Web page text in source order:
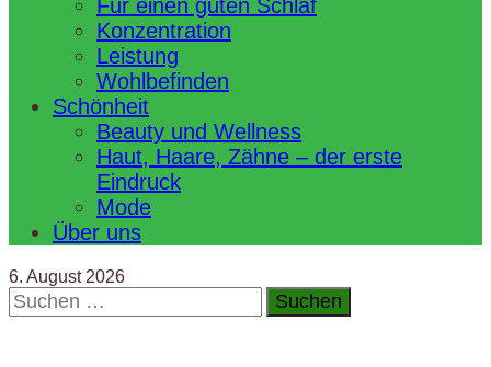
Für einen guten Schlaf
Konzentration
Leistung
Wohlbefinden
Schönheit
Beauty und Wellness
Haut, Haare, Zähne – der erste
Eindruck
Mode
Über uns
6. August 2026
Suchen
nach: